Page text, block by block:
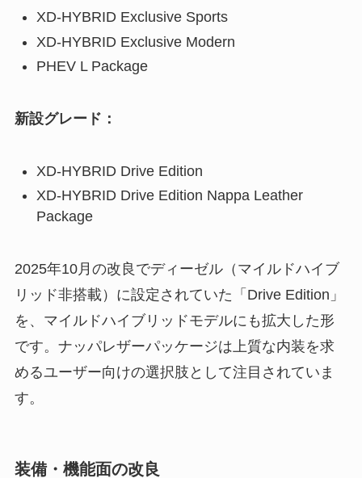
XD-HYBRID Exclusive Sports
XD-HYBRID Exclusive Modern
PHEV L Package
新設グレード：
XD-HYBRID Drive Edition
XD-HYBRID Drive Edition Nappa Leather
Package
2025年10月の改良でディーゼル（マイルドハイブ
リッド非搭載）に設定されていた「Drive Edition」
を、マイルドハイブリッドモデルにも拡大した形
です。ナッパレザーパッケージは上質な内装を求
めるユーザー向けの選択肢として注目されていま
す。
装備・機能面の改良